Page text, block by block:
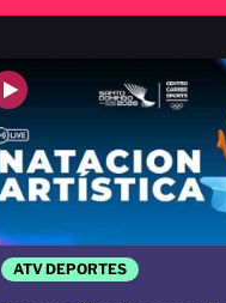
ATV DEPORTES